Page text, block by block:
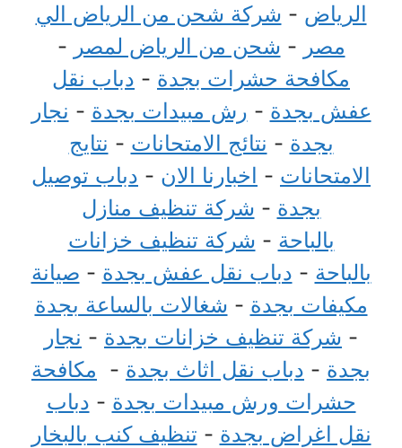
الرياض - شركة شحن من الرياض الي
مصر - شحن من الرياض لمصر -
مكافحة حشرات بجدة - دباب نقل
عفش بجدة - رش مبيدات بجدة - نجار
بجدة - نتائج الامتحانات - نتايج
الامتحانات - اخبارنا الان - دباب توصيل
بجدة - شركة تنظيف منازل
بالباحة - شركة تنظيف خزانات
بالباحة - دباب نقل عفش بجدة - صيانة
مكيفات بجدة - شغالات بالساعة بجدة
- شركة تنظيف خزانات بجدة - نجار
بجدة - دباب نقل اثاث بجدة - مكافحة
حشرات ورش مبيدات بجدة - دباب
نقل اغراض بجدة - تنظيف كنب بالبخار